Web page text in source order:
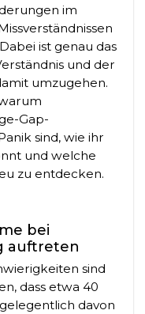
im
ist genau das
und der
umzugehen.
Gap-
sind, wie ihr
und welche
zu entdecken.
bei
auftreten
sind
dass etwa 40
davon